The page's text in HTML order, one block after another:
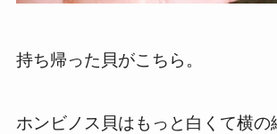
持ち帰った貝がこちら。
ホンビノス貝はもっと白くて横の